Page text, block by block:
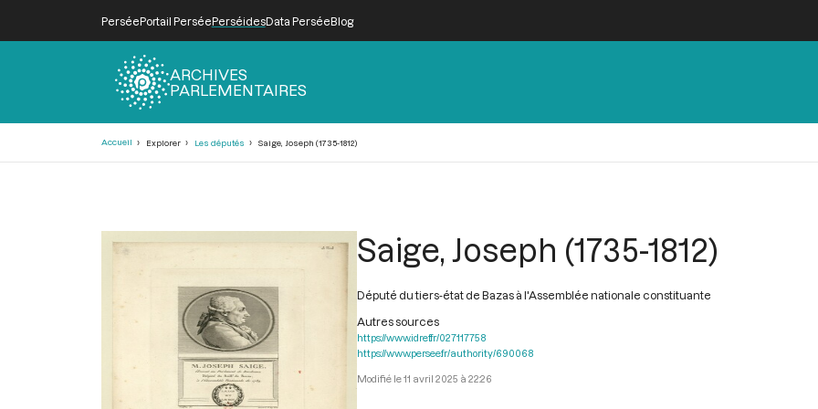
PerséePortail PerséePerséidesData PerséeBlog
ARCHIVES
PARLEMENTAIRES
Accueil Explorer Les députés Saige, Joseph (1735-1812)
Saige, Joseph (1735-1812)
Député du tiers-état de Bazas à l'Assemblée nationale constituante
Autres sources
https://www.idref.fr/027117758
https://www.persee.fr/authority/690068
11 avril 2025 à 22:26